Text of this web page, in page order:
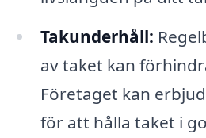
Takunderhåll:
av taket kan
Företaget kan
för att hålla taket i